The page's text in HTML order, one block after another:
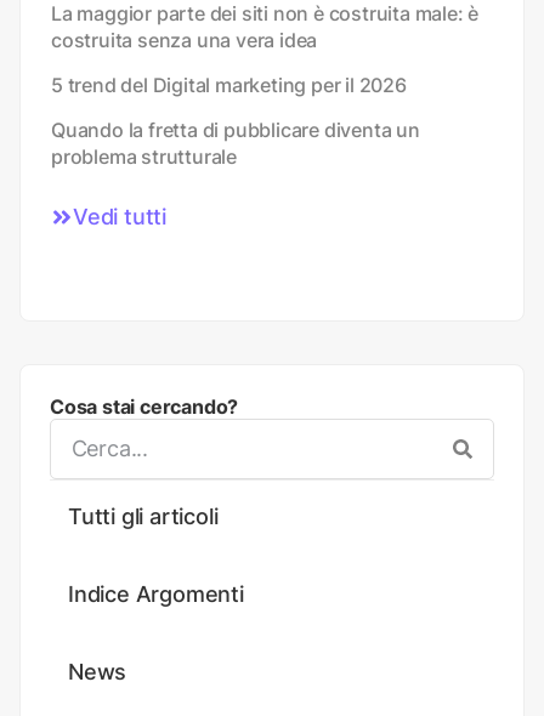
La maggior parte dei siti non è costruita male: è
costruita senza una vera idea
5 trend del Digital marketing per il 2026
Quando la fretta di pubblicare diventa un
problema strutturale
Vedi tutti
Cosa stai cercando?
Tutti gli articoli
Indice Argomenti
News